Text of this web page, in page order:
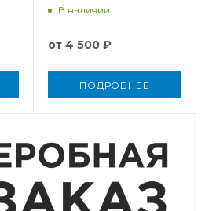
В наличии
от 4 500 ₽
ПОДРОБНЕЕ